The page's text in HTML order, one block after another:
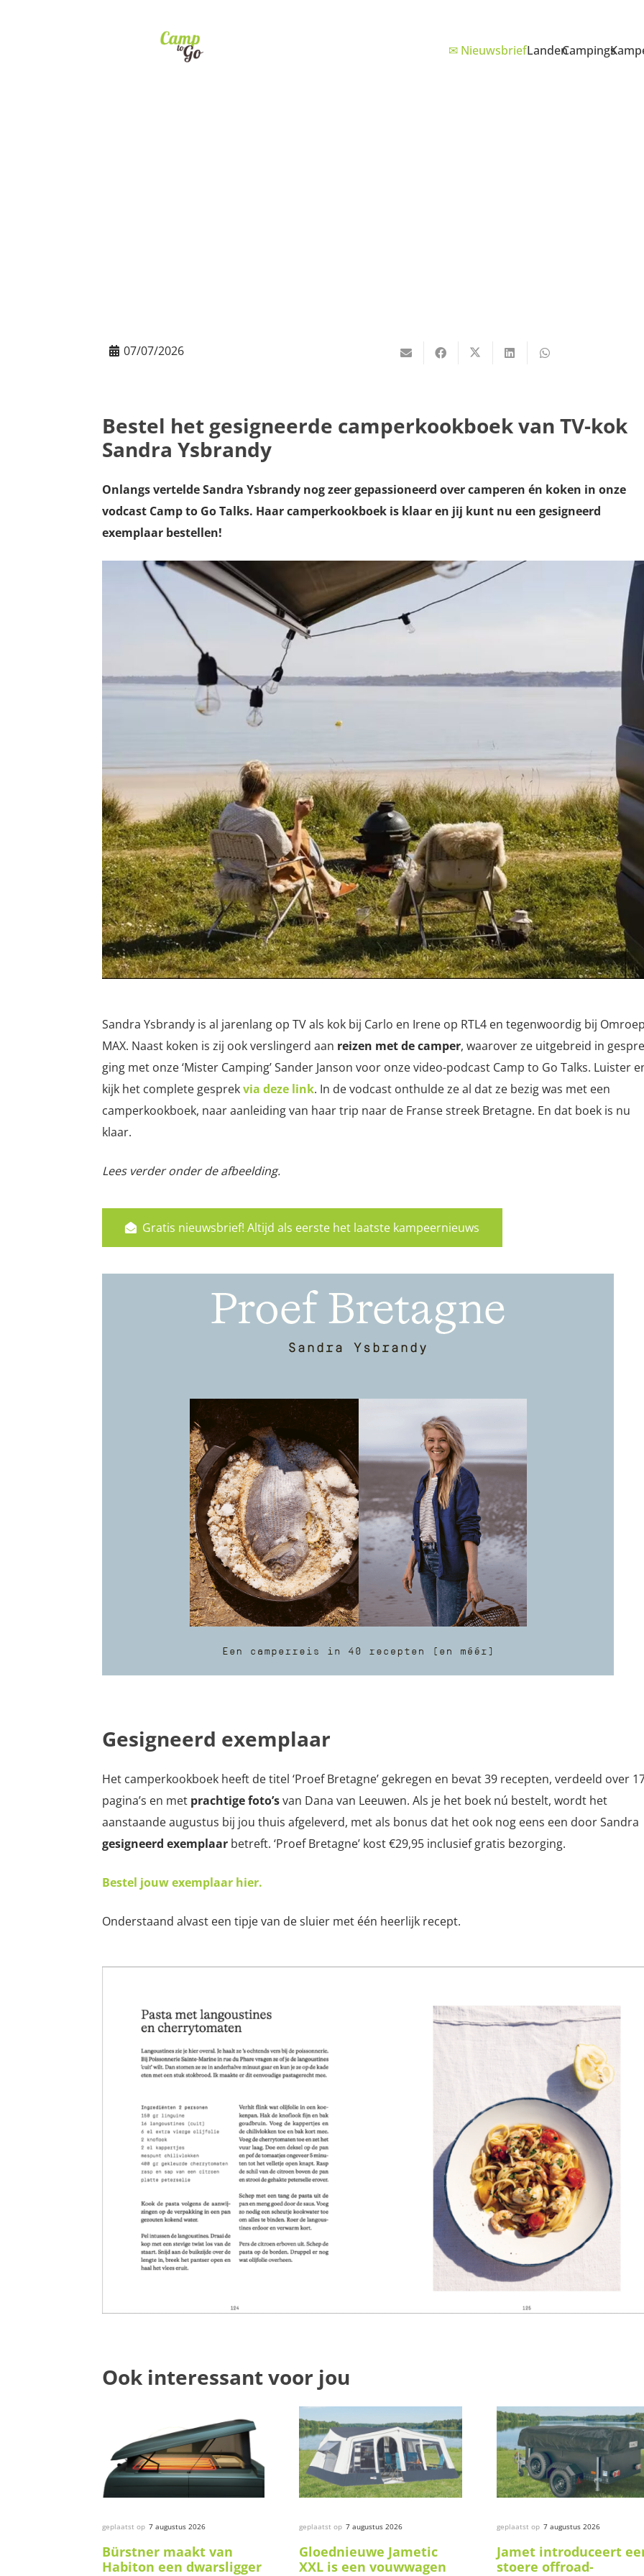
✉ NieuwsbriefLandenCampings
07/07/2026
Bestel het gesigneerde camperkookboek van TV-kok
Sandra Ysbrandy
Onlangs vertelde Sandra Ysbrandy nog zeer gepassioneerd over camperen én koken in onze
vodcast Camp to Go Talks. Haar camperkookboek is klaar en jij kunt nu een gesigneerd
exemplaar bestellen!
Sandra Ysbrandy is al jarenlang op TV als kok bij Carlo en Irene op RTL4 en tegenwoordig bij
MAX. Naast koken is zij ook verslingerd aan reizen met de camper, waarover ze uitgebreid in
ging met onze ‘Mister Camping’ Sander Janson voor onze video-podcast Camp to Go Talks. Luister
kijk het complete gesprekvia deze link. In de vodcast onthulde ze al dat ze bezig was met een
camperkookboek, naar aanleiding van haar trip naar de Franse streek Bretagne. En dat boek is nu
klaar.
Lees verder onder de afbeelding.
Gratis nieuwsbrief! Altijd als eerste het laatste kampeernieuws
Gesigneerd exemplaar
Het camperkookboek heeft de titel ‘Proef Bretagne’ gekregen en bevat 39 recepten, verdeeld over
pagina’s en met prachtige foto’svan Dana van Leeuwen. Als je het boek nú bestelt, wordt het
aanstaande augustus bij jou thuis afgeleverd, met als bonus dat het ook nog eens een door Sandra
gesigneerd exemplaar betreft. ‘Proef Bretagne’ kost €29,95 inclusief gratis bezorging.
Bestel jouw exemplaar hier.
Onderstaand alvast een tipje van de sluier met één heerlijk recept.
Ook interessant voor jou
geplaatst op 7 augustus 2026
Bürstner maakt van
Habiton een dwarsligger
geplaatst op 7 augustus 2026
Gloednieuwe Jametic
XXL is een vouwwagen
geplaatst op 7 augustus 2026
Jamet introduceert
stoere offroad-